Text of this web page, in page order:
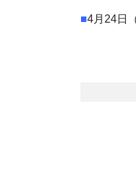
■4月24日